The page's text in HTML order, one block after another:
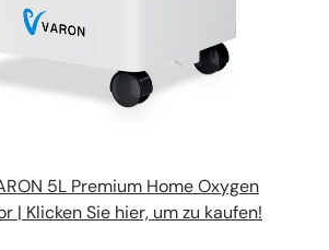
5L Premium Home Oxygen
| Klicken Sie hier, um zu kaufen!